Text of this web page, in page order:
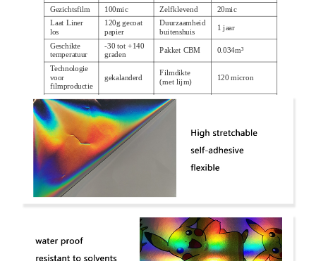
Gezichtsfilm 100mic Zelfklevend 20mic
Laat Liner
los
120g gecoat
papier
Duurzaamheid
buitenshuis
1 jaar
Geschikte
temperatuur
-30 tot +140
graden
Pakket CBM 0.034m³
Technologie
voor
filmproductie
gekalanderd
Filmdikte
(met lijm)
120 micron
Treksterkte
Langs: min.
19Mpa, over:
min 19Mpa
Verlenging